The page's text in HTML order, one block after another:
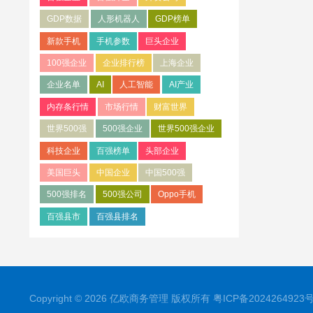
GDP数据 人形机器人 GDP榜单
新款手机 手机参数 巨头企业
100强企业 企业排行榜 上海企业
企业名单 AI 人工智能 AI产业
内存条行情 市场行情 财富世界
世界500强 500强企业 世界500强企业
科技企业 百强榜单 头部企业
美国巨头 中国企业 中国500强
500强排名 500强公司 Oppo手机
百强县市 百强县排名
Copyright © 2026 亿欧商务管理 版权所有 粤ICP备2024264923